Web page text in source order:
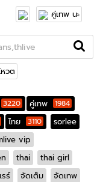
คู่เทพ นะ
หวต
3220 คู่เทพ 1984
ไทย 3110
sorlee
vip
thai
thai girl
ร์ จัดเต็ม
จัดเทพ